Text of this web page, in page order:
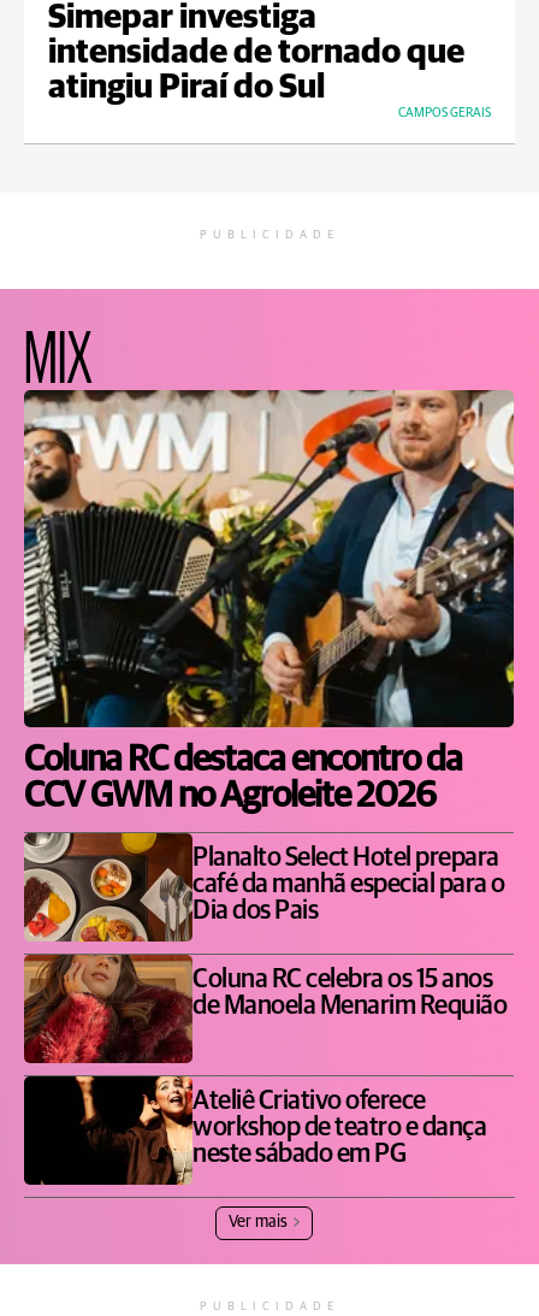
Simepar investiga
intensidade de tornado que
atingiu Piraí do Sul
CAMPOS GERAIS
PUBLICIDADE
MIX
Coluna RC destaca encontro da
CCV GWM no Agroleite 2026
Planalto Select Hotel prepara
café da manhã especial para o
Dia dos Pais
Coluna RC celebra os 15 anos
de Manoela Menarim Requião
Ateliê Criativo oferece
workshop de teatro e dança
neste sábado em PG
Ver mais
PUBLICIDADE